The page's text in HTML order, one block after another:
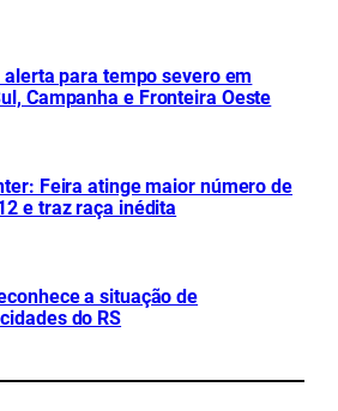
para tempo severo em
Campanha e Fronteira Oeste
Feira atinge maior número de
e traz raça inédita
a situação de
do RS